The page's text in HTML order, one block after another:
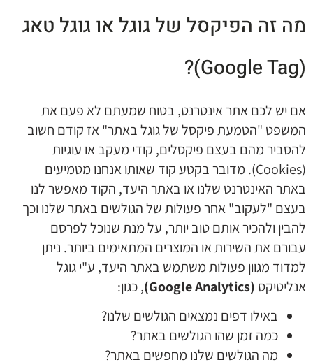
מה זה הפיקסל של גוגל או גוגל טאג
(Google Tag)?
אם יש לכם אתר אינטרנט, בטוח שמעתם לא פעם את
המשפט "הטמעת פיקסל של גוגל באתר" אז קודם חשוב
להסביר מהם בעצם פיקסלים, קודי מעקב או עוגיות
(Cookies). מדובר בקטע קוד שאותו אנחנו מטמיעים
באתר האינטרנט שלנו או באתר היעד, הקוד מאפשר לנו
בעצם "לעקוב" אחר פעולות של הגולשים באתר שלנו וכך
להבין ולהכיר אותם טוב יותר, על מנת שנוכל לפרסם
עבורם את השירות או המוצרים המתאימים ביותר. ניתן
למדוד מגוון פעולות משתמש באתר היעד, ע"י גוגל
אנליטיקס (Google Analytics)
, כגון:
באילו דפים נמצאים הגולשים שלנו?
כמה זמן שהו הגולשים באתר?
מה הגולשים שלנו מחפשים באתר?